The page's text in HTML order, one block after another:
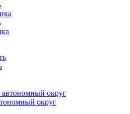
округ
округ